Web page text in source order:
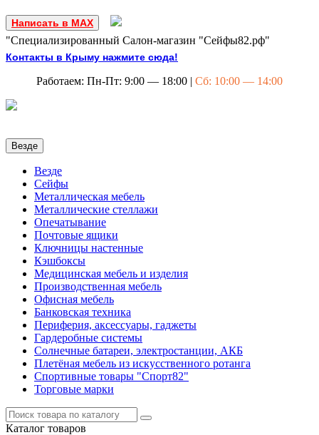
Написать в MAX
"Специализированный Салон-магазин "Сейфы82.рф"
Контакты в Крыму нажмите сюда!
Работаем: Пн-Пт: 9:00 — 18:00 | Сб: 10:00 — 14:00
Везде
Везде
Сейфы
Металлическая мебель
Металлические стеллажи
Опечатывание
Почтовые ящики
Ключницы настенные
Кэшбоксы
Медицинская мебель и изделия
Производственная мебель
Офисная мебель
Банковская техника
Периферия, аксессуары, гаджеты
Гардеробные системы
Солнечные батареи, электростанции, АКБ
Плетёная мебель из искусственного ротанга
Спортивные товары "Спорт82"
Торговые марки
Каталог товаров